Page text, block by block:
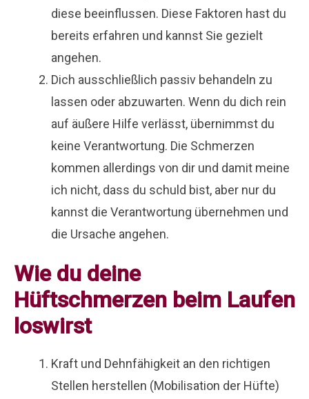
diese beeinflussen. Diese Faktoren hast du
bereits erfahren und kannst Sie gezielt
angehen.
Dich ausschließlich passiv behandeln zu
lassen oder abzuwarten. Wenn du dich rein
auf äußere Hilfe verlässt, übernimmst du
keine Verantwortung. Die Schmerzen
kommen allerdings von dir und damit meine
ich nicht, dass du schuld bist, aber nur du
kannst die Verantwortung übernehmen und
die Ursache angehen.
Wie du deine
Hüftschmerzen beim Laufen
loswirst
Kraft und Dehnfähigkeit an den richtigen
Stellen herstellen (Mobilisation der Hüfte)